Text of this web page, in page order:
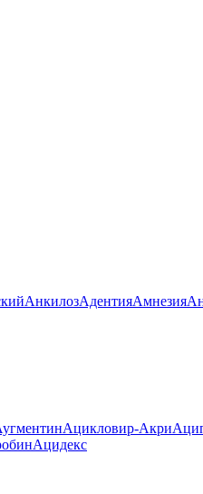
АнкилозАдентияАмнезия
Ацикловир-Акри
Ацидекс